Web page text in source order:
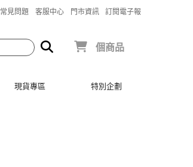
常見問題 客服中心 門市資訊 訂閱電子報
個商品
現貨專區 特別企劃